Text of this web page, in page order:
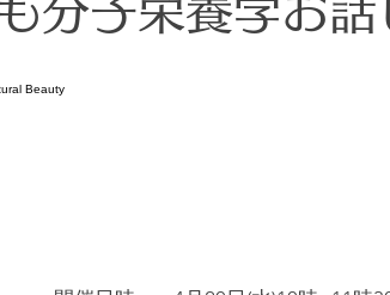
分子栄養学お